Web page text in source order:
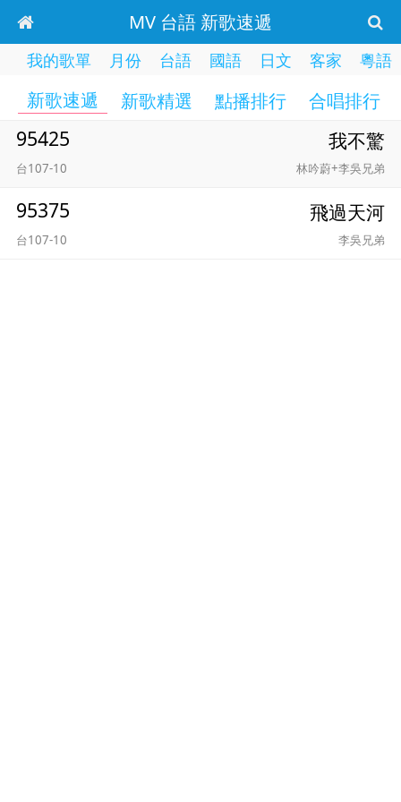
MV 台語 新歌速遞
我的歌單 月份 台語 國語 日文 客家 粵語
新歌速遞 新歌精選 點播排行 合唱排行
95425 我不驚
台107-10 林吟蔚+李吳兄弟
95375 飛過天河
台107-10 李吳兄弟